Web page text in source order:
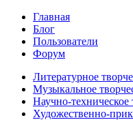
Главная
Блог
Пользователи
Форум
Литературное
Музыкальное
Научно-техническое
Художественно-